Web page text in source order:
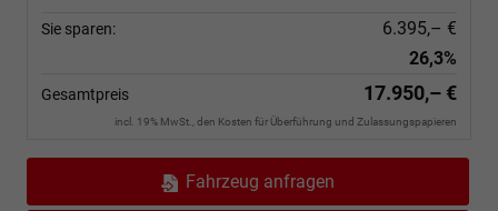
Sie sparen:
6.395,– €
26,3%
Gesamtpreis 17.950,– €
incl. 19% MwSt., den Kosten für Überführung und Zulassungspapieren
Fahrzeug anfragen